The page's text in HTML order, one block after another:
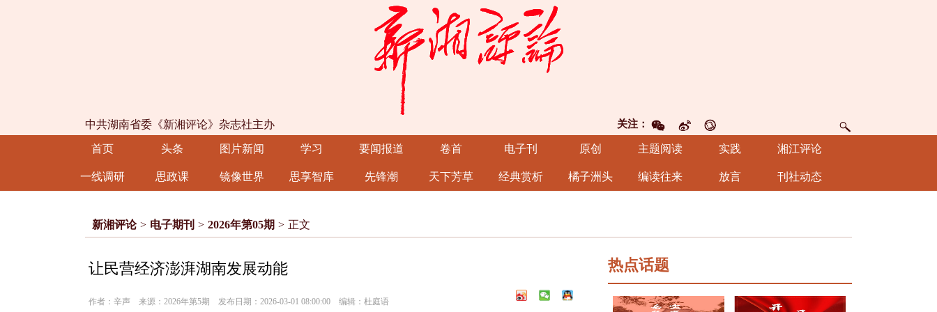
关注：
中共湖南省委《新湘评论》杂志社主办
首页 头条 图片新闻 学习 要闻报道 卷首 电子刊 原创 主题阅读 实践 湘江评论
一线调研 思政课 镜像世界 思享智库 先锋潮 天下芳草 经典赏析 橘子洲头 编读往来 放言 刊社动态
新湘评论 > 电子期刊 > 2026年第05期 > 正文
让民营经济澎湃湖南发展动能
作者：辛声 来源：2026年第5期 发布日期：2026-03-01 08:00:00 编辑：杜庭语
热点话题